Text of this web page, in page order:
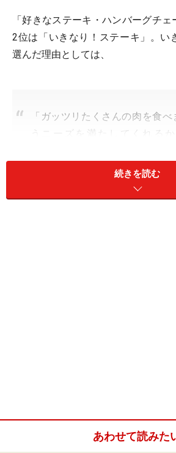
「好きなステーキ・ハンバーグチ
2位は「いきなり！ステーキ」。い
選んだ理由としては、
「ガッツリたくさんの肉を食
うニーズを満たしてくれる
「目の前で肉を切ってくれるの
のと、ソースが好きだから（30
などの意見が寄せられた。
続きを読む
あわせて読みた